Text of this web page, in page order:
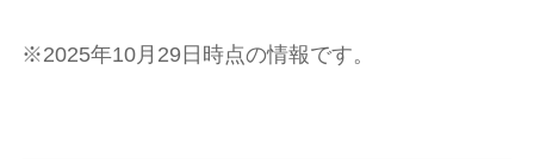
※2025年10月29日時点の情報です。